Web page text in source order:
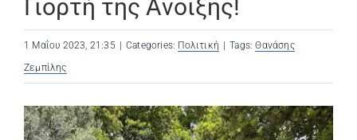
Γιορτή της Άνοιξης!
1 Μαΐου 2023, 21:35 Categories: Πολιτική Tags:Θανάσης
Ζεμπίλης